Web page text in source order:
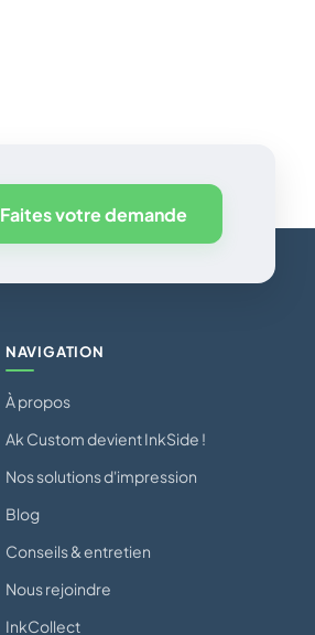
Faites votre demande
NAVIGATION
À propos
Ak Custom devient InkSide !
Nos solutions d'impression
Blog
Conseils & entretien
Nous rejoindre
InkCollect